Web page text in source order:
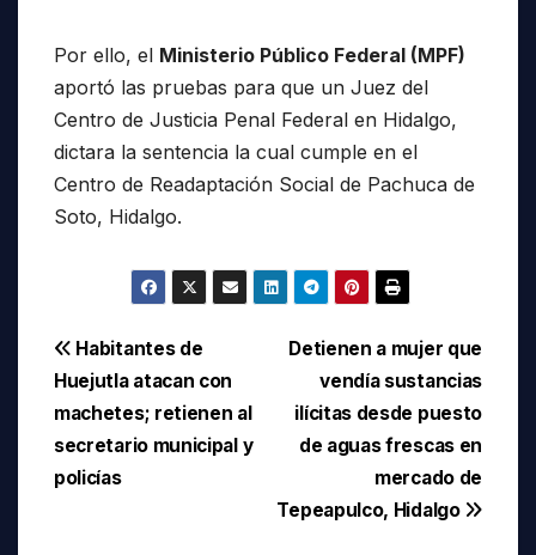
Por ello, el Ministerio Público Federal (MPF)
aportó las pruebas para que un Juez del
Centro de Justicia Penal Federal en Hidalgo,
dictara la sentencia la cual cumple en el
Centro de Readaptación Social de Pachuca de
Soto, Hidalgo.
Navegación
de
entradas
Detienen a mujer que
vendía sustancias
ilícitas desde puesto
de aguas frescas en
mercado de
Tepeapulco, Hidalgo
Habitantes de
Huejutla atacan con
machetes; retienen al
secretario municipal y
policías